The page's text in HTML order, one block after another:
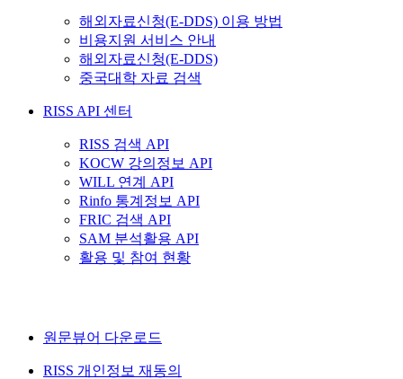
해외자료신청(E-DDS) 이용 방법
비용지원 서비스 안내
해외자료신청(E-DDS)
중국대학 자료 검색
RISS API 센터
RISS 검색 API
KOCW 강의정보 API
WILL 연계 API
Rinfo 통계정보 API
FRIC 검색 API
SAM 분석활용 API
활용 및 참여 현황
원문뷰어 다운로드
RISS 개인정보 재동의